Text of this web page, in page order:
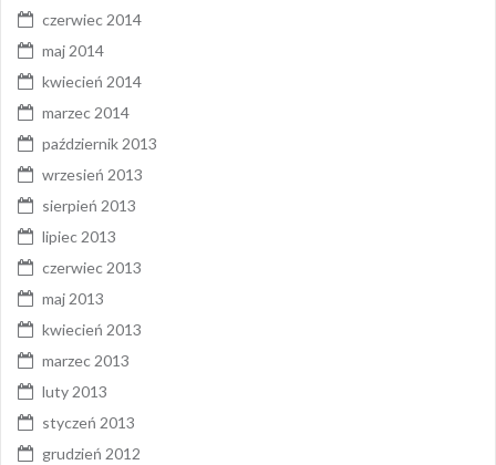
czerwiec 2014
maj 2014
kwiecień 2014
marzec 2014
październik 2013
wrzesień 2013
sierpień 2013
lipiec 2013
czerwiec 2013
maj 2013
kwiecień 2013
marzec 2013
luty 2013
styczeń 2013
grudzień 2012